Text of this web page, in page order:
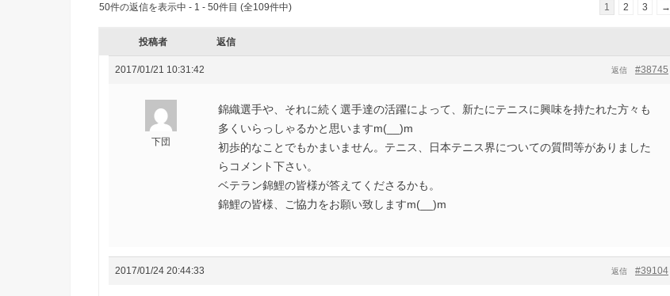
50件の返信を表示中 - 1 - 50件目 (全109件中) 1 2 3 →
投稿者 返信
2017/01/21 10:31:42 #38745
返信
下団
錦織選手や、それに続く選手達の活躍によって、新たにテニスに興味を持たれた方々も
多くいらっしゃるかと思いますm(__)m
初歩的なことでもかまいません。テニス、日本テニス界についての質問等がありました
らコメント下さい。
ベテラン錦鯉の皆様が答えてくださるかも。
錦鯉の皆様、ご協力をお願い致しますm(__)m
2017/01/24 20:44:33 #39104
返信